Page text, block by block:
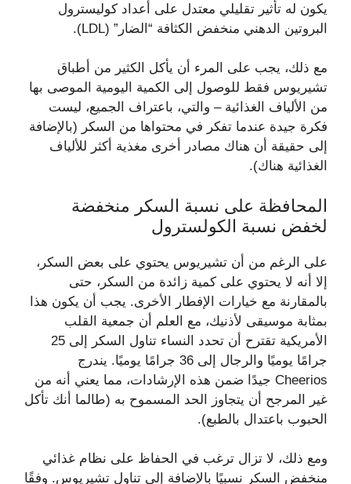
يكون له تأثير تقليلي معتدل على أعداد كوليسترول
البروتين الدهني منخفض الكثافة “الضار” (LDL).
مع ذلك، يجب على المرء أن يأكل الكثير من أطباق
تشيريوس فقط للوصول إلى الكمية اليومية الموصى بها
من الألياف الغذائية – والتي، باعتراف الجميع، ليست
فكرة جيدة عندما تفكر في محتواها من السكر (بالإضافة
إلى حقيقة أن هناك مصادر أخرى مغذية أكثر للألياف
الغذائية هناك).
المحافظة على نسبة السكر منخفضة
لخفض نسبة الكولسترول
على الرغم من أن تشيريوس يحتوي على بعض السكر،
إلا أنه لا يحتوي على كمية زائدة من السكر، حتى
بالمقارنة مع خيارات الإفطار الأخرى. يجب أن يكون هذا
بمثابة موسيقى لأذنيك، مع العلم أن جمعية القلب
الأمريكية تقترح أن تحدد النساء تناول السكر إلى 25
جرامًا يوميًا والرجال إلى 36 جرامًا يوميًا. يندرج
Cheerios جيدًا ضمن هذه الإرشادات، مما يعني أنه من
غير المرجح أن يتجاوز الحد المسموح به (طالما أنك تأكل
الحبوب باعتدال بالطبع).
ومع ذلك، لا تزال ترغب في الحفاظ على نظام غذائي
منخفض السكر نسبيًا بالإضافة إلى تناول تشيريوس. وفقًا